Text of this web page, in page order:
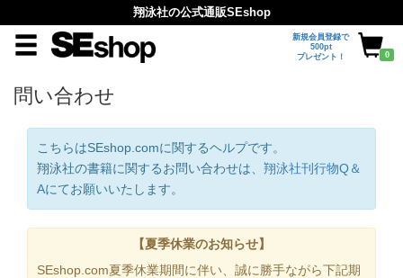
翔泳社の公式通販SEshop
新規会員登録で
500pt
プレゼント！
0
問い合わせ
こちらはSEshop.comに関するヘルプです。
翔泳社の書籍に関するお問い合わせは、 翔泳社刊行物Q＆
Aにてお願いいたします。
【夏季休業のお知らせ】
SEshop.com夏季休業期間に伴い、誠に勝手ながら下記期